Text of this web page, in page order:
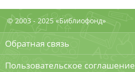
© 2003 - 2025 «Библиофонд»
Обратная связь
Пользовательское соглашение